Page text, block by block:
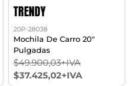
TRENDY
20P-28038
Mochila De Carro 20"
Pulgadas
$49.900,03+IVA
$37.425,02+IVA